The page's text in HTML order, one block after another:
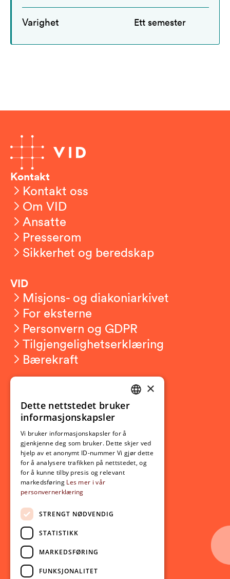
Varighet Ett semester
Kontakt
Kontakt oss
Om VID
Ansatte
Presserom
Sikkerhet og beredskap
VID
Misjons- og diakoniarkivet
For eksterne
Personvern og GDPR
Tilgjengelighetserklæring
Bærekraft
Ny student
Utveksling
Opptak
Lov- og regelverk
Aktuelt
Nyheter
Arrangementer
Nyhetsbrev
Ledige stillinger
Følg oss på sosiale medier:
Facebook
NORWEGIAN
×
Dette nettstedet bruker
informasjonskapsler
Vi bruker informasjonskapsler for å
gjenkjenne deg som bruker. Dette skjer ved
hjelp av et anonymt ID-nummer Vi gjør dette
for å analysere trafikken på nettstedet, og
for å kunne tilby presis og relevant
markedsføring Les mer i vår
personvernerklæring
STRENGT NØDVENDIG
STATISTIKK
MARKEDSFØRING
FUNKSJONALITET